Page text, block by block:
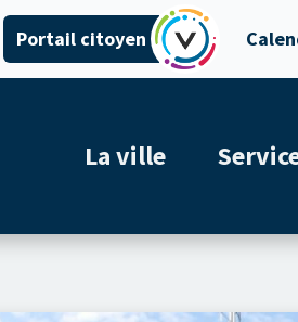
Portail citoyen
La ville